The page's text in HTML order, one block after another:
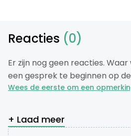
Reacties (0)
Er zijn nog geen reacties.
een gesprek te beginnen op
Wees de eerste om een
+ Laad meer